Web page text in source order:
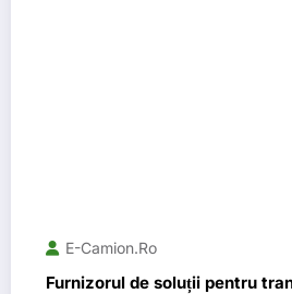
E-Camion.ro
Furnizorul de soluții pentru